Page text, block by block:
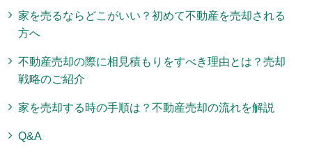
家を売るならどこがいい？初めて不動産を売却される
方へ
不動産売却の際に相見積もりをすべき理由とは？売却
戦略のご紹介
家を売却する時の手順は？不動産売却の流れを解説
Q&A